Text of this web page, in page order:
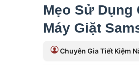
Mẹo Sử Dụng
Máy Giặt
Chuyên Gia Tiết Kiệm